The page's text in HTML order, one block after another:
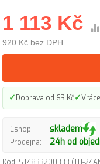
1 113 Kč
920 Kč bez DPH
✓Doprava od 63 Kč✓
Eshop: skladem
Prodejna: 24h od